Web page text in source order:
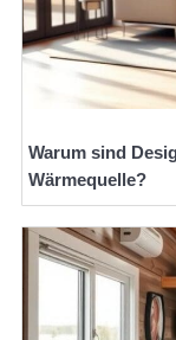
Warum sind
Wärmequelle?